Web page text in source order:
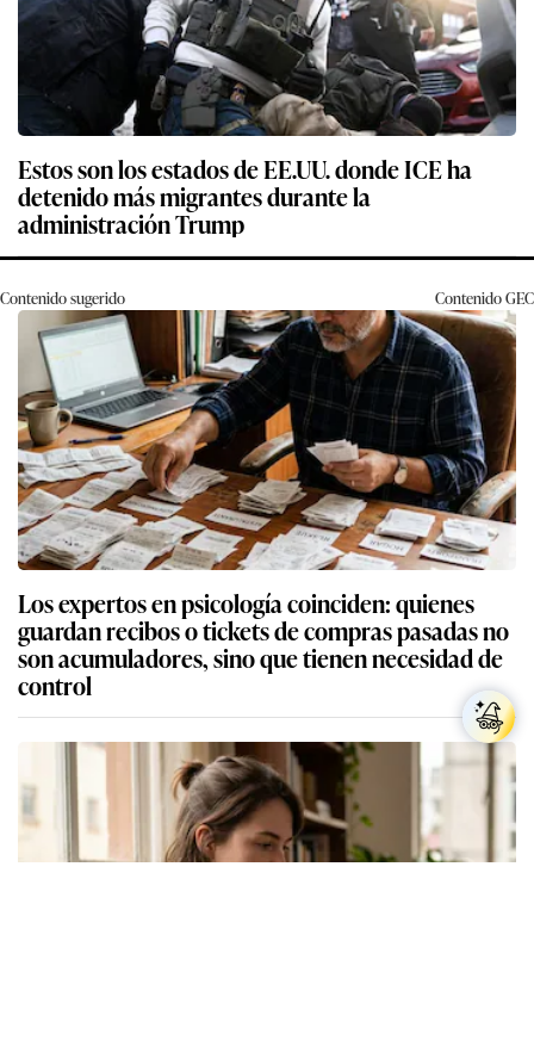
Estos son los estados de EE.UU. donde ICE ha
detenido más migrantes durante la
administración Trump
Contenido sugerido ContenidoGEC
Los expertos en psicología coinciden: quienes
guardan recibos o tickets de compras pasadas no
son acumuladores, sino que tienen necesidad de
control